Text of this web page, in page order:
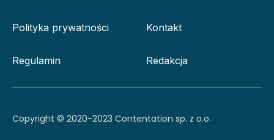
Polityka prywatności Kontakt
Regulamin Redakcja
Copyright © 2020-2023 Contentation sp. z o.o.